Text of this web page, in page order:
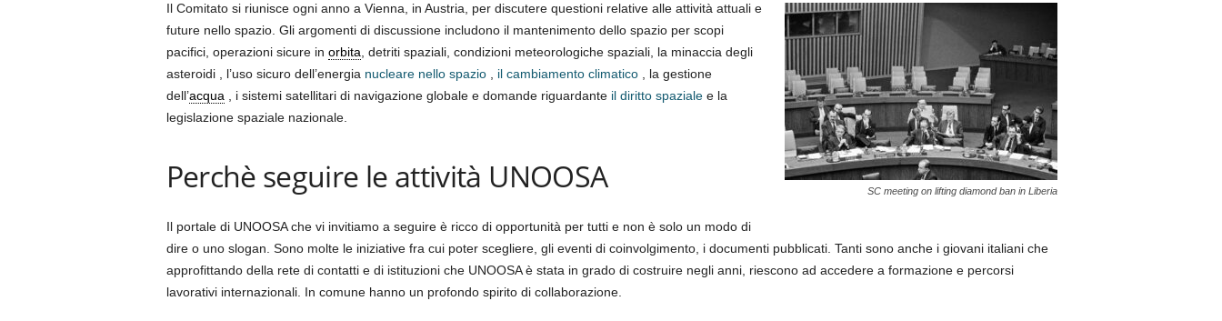
SC meeting on lifting diamond ban in Liberia
Il Comitato si riunisce ogni anno a Vienna, in Austria, per discutere questioni relative alle attività attuali e
future nello spazio. Gli argomenti di discussione includono il mantenimento dello spazio per scopi
pacifici, operazioni sicure in orbita , detriti spaziali, condizioni meteorologiche spaziali, la minaccia degli
asteroidi , l’uso sicuro dell’energia nucleare nello spazio, il cambiamento climatico, la gestione
dell’acqua , i sistemi satellitari di navigazione globale e domande riguardante il diritto spazialee la
legislazione spaziale nazionale.
Perchè seguire le attività UNOOSA
Il portale di UNOOSA che vi invitiamo a seguire è ricco di opportunità per tutti e non è solo un modo di
dire o uno slogan. Sono molte le iniziative fra cui poter scegliere, gli eventi di coinvolgimento, i documenti pubblicati. Tanti sono anche i giovani italiani che
approfittando della rete di contatti e di istituzioni che UNOOSA è stata in grado di costruire negli anni, riescono ad accedere a formazione e percorsi
lavorativi internazionali. In comune hanno un profondo spirito di collaborazione.